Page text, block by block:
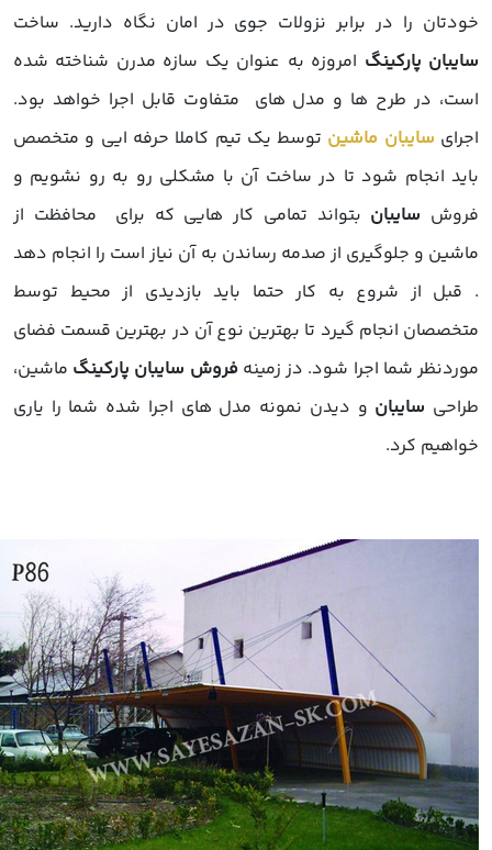
را در برابر نزولات جوی در امان نگاه دارید. ساخت
پارکینگامروزه به عنوان یک سازه مدرن شناخته شده
در طرح ها و مدل های متفاوت قابل اجرا خواهد بود.
سایبان ماشینتوسط یک تیم کاملا حرفه ایی و متخصص
انجام شود تا در ساخت آن با مشکلی رو به رو نشویم و
سایبانبتواند تمامی کار هایی که برای محافظت از
و جلوگیری از صدمه رساندن به آن نیاز است را انجام دهد
قبل از شروع به کار حتما باید بازدیدی از محیط توسط
انجام گیرد تا بهترین نوع آن در بهترین قسمت فضای
شما اجرا شود. دز زمینهفروش سایبان پارکینگماشین،
سایبانو دیدن نمونه مدل های اجرا شده شما را یاری
کرد.